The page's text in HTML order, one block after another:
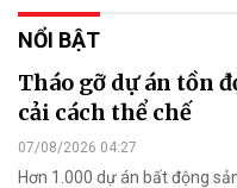
NỔI BẬT
Tháo gỡ dự án tồn
cải cách thể chế
07/08/2026 04:27
Hơn 1.000 dự án bất động